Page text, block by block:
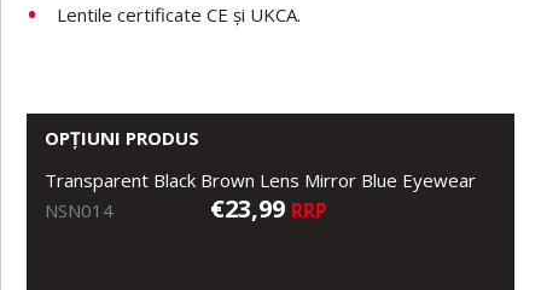
Lentile certificate CE și UKCA.
OPȚIUNI PRODUS
Transparent Black Brown Lens Mirror Blue Eyewear
NSN014
€23,99 RRP